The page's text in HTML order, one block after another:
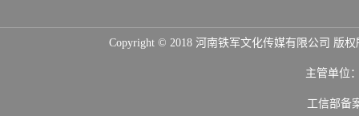
Copyright © 2018 河南铁军文化传媒有限公司 版
主管单位
工信部备